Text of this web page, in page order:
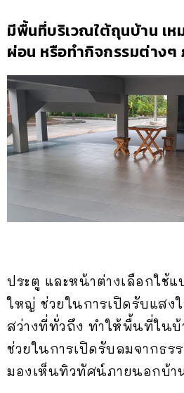
มีพื้นที่บริเวณใต้ถุนบ้าน เห
ผ่อน หรือทำกิจกรรมต่างๆ
ประตู และหน้าต่างเลือกใช้
ใหญ่ ช่วยในการเปิดรับแสง
สว่างที่ทั่วถึง ทำให้พื้นที่ในบ้
ช่วยในการเปิดรับลมจากธร
มองเห็นทิวทัศน์ภายนอกบ้า